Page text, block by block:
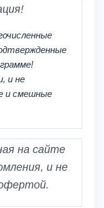
и не
и смешные
на сайте
и не